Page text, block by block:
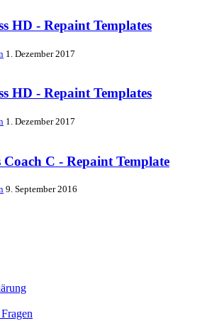
HD - Repaint Templates
1. Dezember 2017
HD - Repaint Templates
1. Dezember 2017
C - Repaint Template
9. September 2016